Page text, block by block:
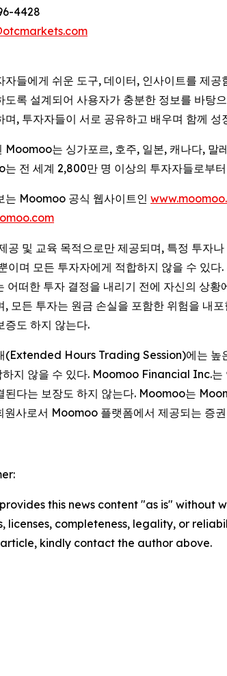
4428
들에게 쉬운 도구, 데이터, 인사이트를 제
도록 설계되어 사용자가 충분한 정보를 바탕
며, 투자자들이 서로 공유하고 배우며 함께
Moomoo는 싱가포르, 호주, 일본, 캐나다, 말
전 세계 2,800만 명 이상의 투자자들로부
는 Moomoo 공식 웹사이트인
공 및 교육 목적으로만 제공되며, 특정 투자
이며 모든 투자자에게 적합하지 않을 수 있
어떠한 투자 결정을 내리기 전에 자신의 상
, 모든 투자는 원금 손실을 포함한 위험을 내
증도 하지 않는다.
(Extended Hours Trading Session)에는 높
지 않을 수 있다. Moomoo Financial Inc.는
된다는 보장도 하지 않는다. Moomoo는
사로서 Moomoo 플랫폼에서 제공되는 증
this news content "as is"
licenses, completeness, legality, or
kindly contact the author above.